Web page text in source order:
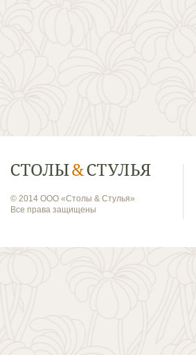
© 2014 ООО «Столы & Стулья»
Все права защищены